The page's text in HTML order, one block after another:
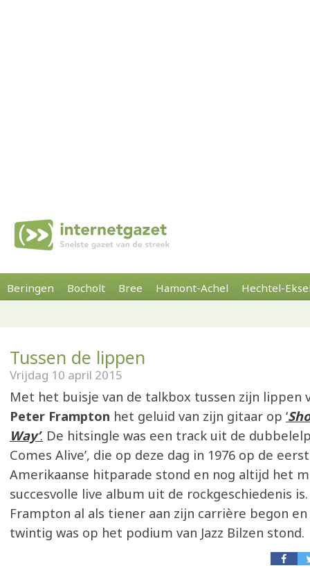
Beringen Bocholt Bree Hamont-Achel Hechtel-
Tussen de lippen
Vrijdag 10 april 2015
Met het buisje van de talkbox tussen zijn lippen
Peter Frampton het geluid van zijn gitaar op ‘
Way’. De hitsingle was een track uit de
Comes Alive’, die op deze dag in 1976 op de
Amerikaanse hitparade stond en nog altijd het
succesvolle live album uit de rockgeschiedenis
Frampton al als tiener aan zijn carrière begon
twintig was op het podium van Jazz Bilzen stond.